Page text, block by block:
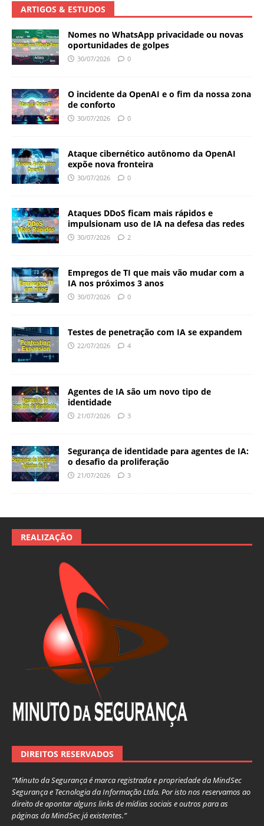
ARTIGOS & ESTUDOS
Nomes no WhatsApp privacidade ou novas
oportunidades de golpes
30/07/2026 0
O incidente da OpenAI e o fim da nossa zona
de conforto
30/07/2026 0
Ataque cibernético autônomo da OpenAI
expõe nova fronteira
30/07/2026 0
Ataques DDoS ficam mais rápidos e
impulsionam uso de IA na defesa das redes
30/07/2026 2
Empregos de TI que mais vão mudar com a
IA nos próximos 3 anos
30/07/2026 0
Testes de penetração com IA se expandem
22/07/2026 4
Agentes de IA são um novo tipo de
identidade
21/07/2026 3
Segurança de identidade para agentes de IA:
o desafio da proliferação
21/07/2026 3
REALIZAÇÃO
DIREITOS RESERVADOS
“Minuto da Segurança é marca registrada e propriedade da MindSec
Segurança e Tecnologia da Informação Ltda. Por isto nos reservamos ao
direito de apontar alguns links de mídias sociais e outros para as
páginas da MindSec já existentes.”